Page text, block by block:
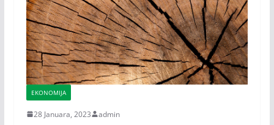
EKONOMIJA
28 Januara, 2023 admin